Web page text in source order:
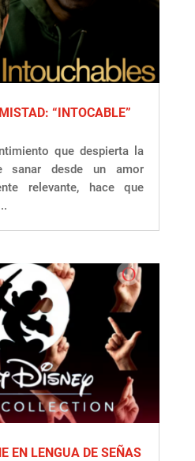
“INTOCABLE”
que despierta la
sanar desde un amor
relevante, hace que
EN LENGUA DE SEÑAS